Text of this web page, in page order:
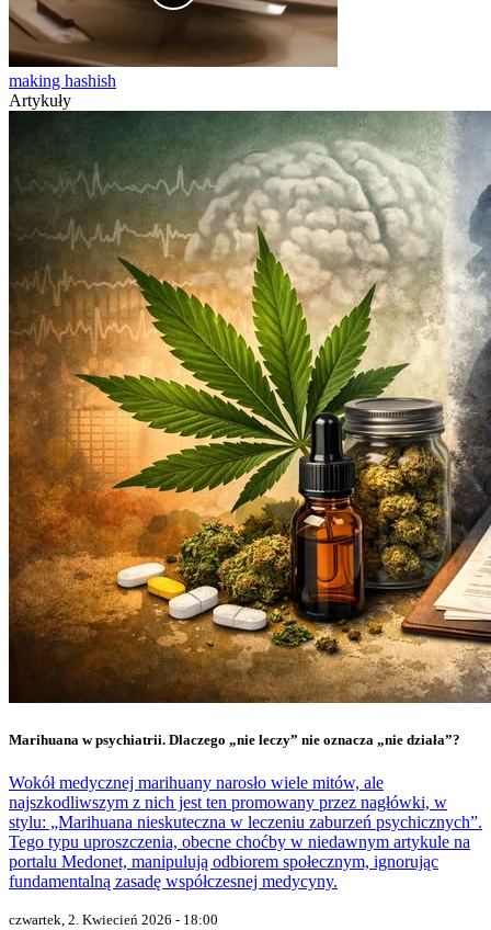
making hashish
Artykuły
Marihuana w psychiatrii. Dlaczego „nie leczy” nie oznacza „nie działa”?
Wokół medycznej marihuany narosło wiele mitów, ale
najszkodliwszym z nich jest ten promowany przez nagłówki, w
stylu: „Marihuana nieskuteczna w leczeniu zaburzeń psychicznych”.
Tego typu uproszczenia, obecne choćby w niedawnym artykule na
portalu Medonet, manipulują odbiorem społecznym, ignorując
fundamentalną zasadę współczesnej medycyny.
czwartek, 2. Kwiecień 2026 - 18:00